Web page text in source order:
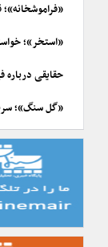
«استخر»؛
حقایقی درباره
«گل سنگ»؛